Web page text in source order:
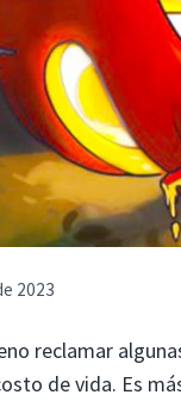
2023
reclamar
de vida. Es